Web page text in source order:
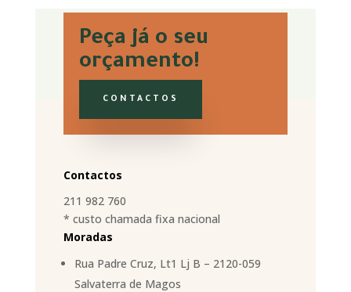
Peça já o seu
orçamento!
CONTACTOS
Contactos
211 982 760
* custo chamada fixa nacional
Moradas
Rua Padre Cruz, Lt1 Lj B – 2120-059
Salvaterra de Magos